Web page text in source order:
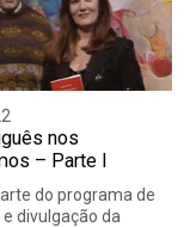
nos
– Parte I
do programa de
divulgação da